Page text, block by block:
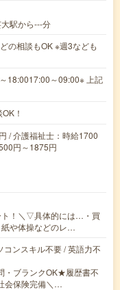
駅から---分
の相談もOK ※週3なども
18:0017:00～09:00※ 上記
！
/ 介護福祉士：時給1700
円～1875円
ト！＼▽具体的には…・買
紙や体操などのレ…
コンスキル不要 / 英語力不
・ブランクOK★履歴書不
会保険完備＼…